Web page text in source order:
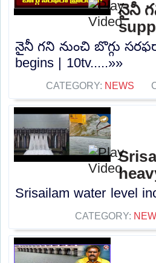
నైనీ
నైనీ గని నుంచి బొగ్గు
begins | 10tv.....»»
CATEGORY: NEWS
Srisailam water level
CATEGORY: